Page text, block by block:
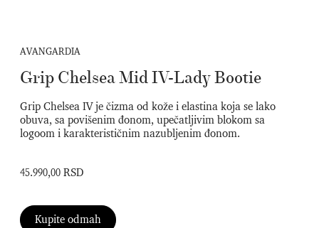
AVANGARDIA
Grip Chelsea Mid IV-Lady Bootie
Grip Chelsea IV je čizma od kože i elastina koja se lako
obuva, sa povišenim đonom, upečatljivim blokom sa
logoom i karakterističnim nazubljenim đonom.
45.990,00 RSD
Kupite odmah